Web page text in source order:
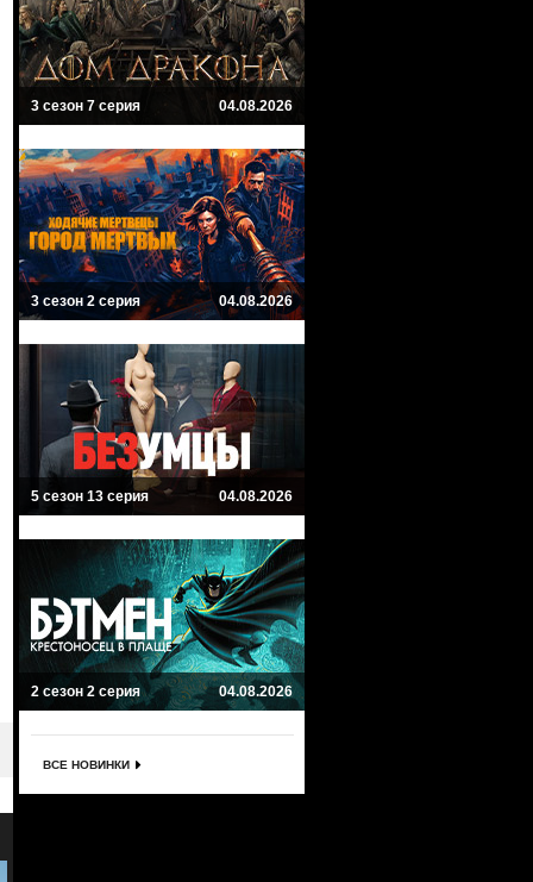
3 сезон 7 серия 04.08.2026
3 сезон 2 серия 04.08.2026
5 сезон 13 серия 04.08.2026
2 сезон 2 серия 04.08.2026
ВСЕ НОВИНКИ